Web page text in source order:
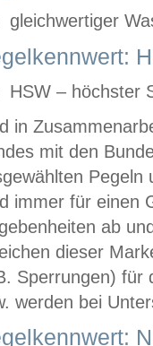
gleichwertiger
HSW – höchster
in
mit den
immer für einen
ab
dieser
Sperrungen) für
werden bei